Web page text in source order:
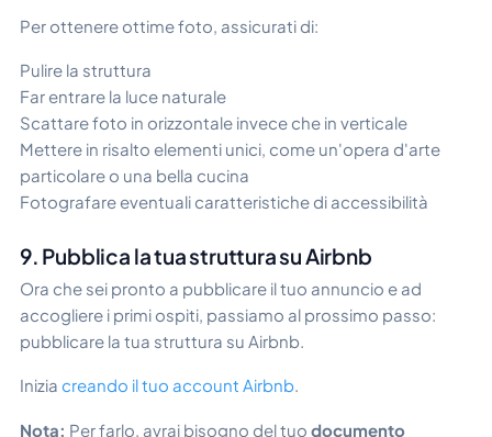
Per ottenere ottime foto, assicurati di:
Pulire la struttura
Far entrare la luce naturale
Scattare foto in orizzontale invece che in verticale
Mettere in risalto elementi unici, come un'opera d'arte
particolare o una bella cucina
Fotografare eventuali caratteristiche di accessibilità
9. Pubblica la tua struttura su Airbnb
Ora che sei pronto a pubblicare il tuo annuncio e ad
accogliere i primi ospiti, passiamo al prossimo passo:
pubblicare la tua struttura su Airbnb.
Inizia creando il tuo account Airbnb.
Nota: Per farlo, avrai bisogno del tuo documento